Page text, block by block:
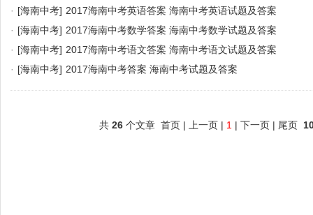
· [海南中考] 2017海南中考英语答案 海南中考英语试题及答案
· [海南中考] 2017海南中考数学答案 海南中考数学试题及答案
· [海南中考] 2017海南中考语文答案 海南中考语文试题及答案
· [海南中考] 2017海南中考答案 海南中考试题及答案
共 26 个文章 首页 | 上一页 | 1 | 下一页 | 尾页